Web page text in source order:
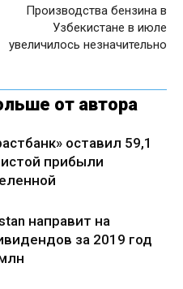
Производства бензина в
Узбекистане в июле
увеличилось незначительно
от автора
оставил 59,1
прибыли
направит на
за 2019 год